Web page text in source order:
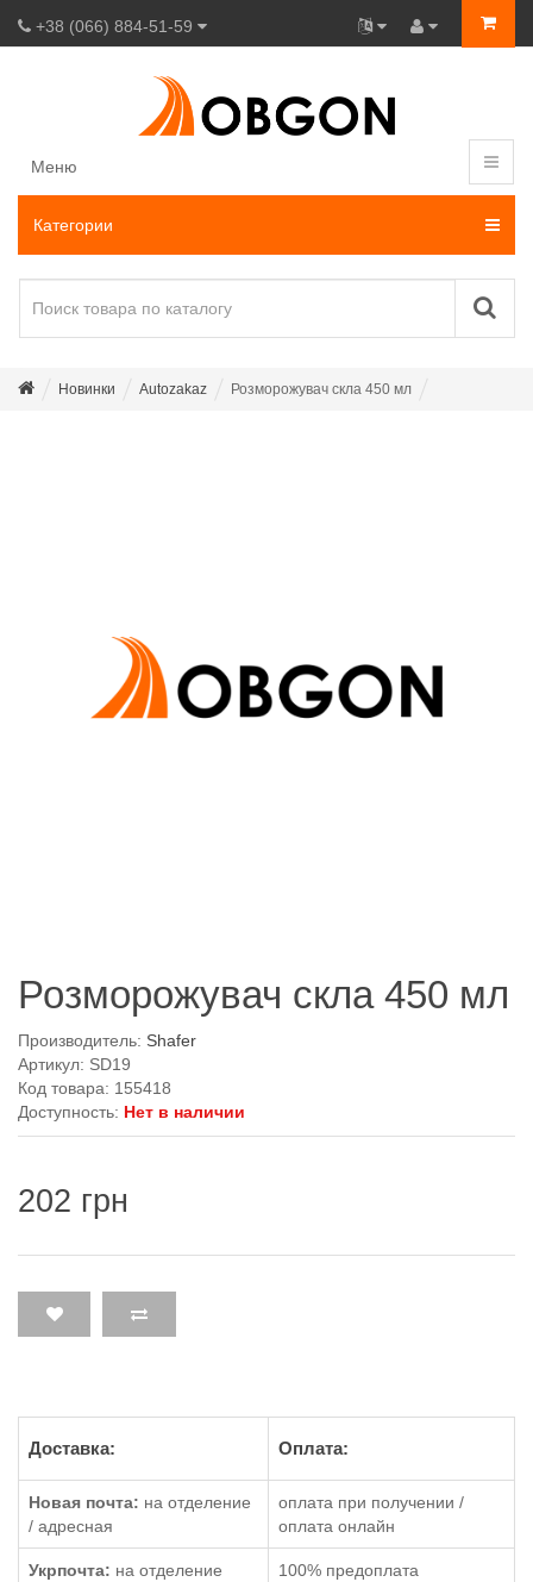
+38 (066) 884-51-59
Меню
Категории
Новинки Autozakaz Розморожувач скла 450 мл
Розморожувач скла 450 мл
Производитель: Shafer
Артикул: SD19
Код товара: 155418
Доступность: Нет в наличии
202 грн
Доставка: Оплата:
Новая почта: на отделение
/ адресная
оплата при получении /
оплата онлайн
Укрпочта: на отделение 100% предоплата